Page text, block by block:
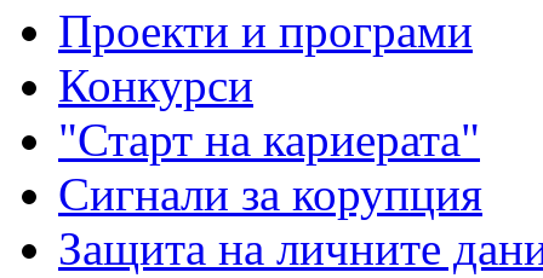
Проекти и програми
Конкурси
"Старт на кариерата"
Сигнали за корупция
Защита на личните